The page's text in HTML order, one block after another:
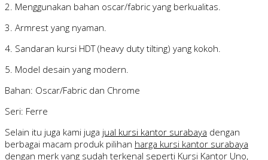
2. Menggunakan bahan oscar/fabric yang berkualitas.
3. Armrest yang nyaman.
4. Sandaran kursi HDT (heavy duty tilting) yang kokoh.
5. Model desain yang modern.
Bahan: Oscar/Fabric dan Chrome
Seri: Ferre
Selain itu juga kami juga jual kursi kantor surabaya dengan
berbagai macam produk pilihan harga kursi kantor surabaya
dengan merk yang sudah terkenal seperti Kursi Kantor Uno,